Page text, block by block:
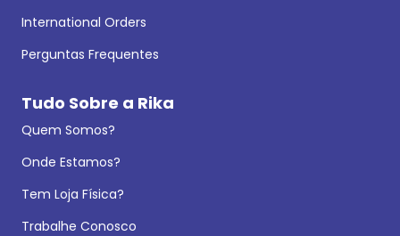
International Orders
Perguntas Frequentes
Tudo Sobre a Rika
Quem Somos?
Onde Estamos?
Tem Loja Física?
Trabalhe Conosco